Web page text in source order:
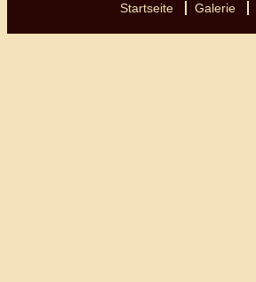
Startseite Galerie